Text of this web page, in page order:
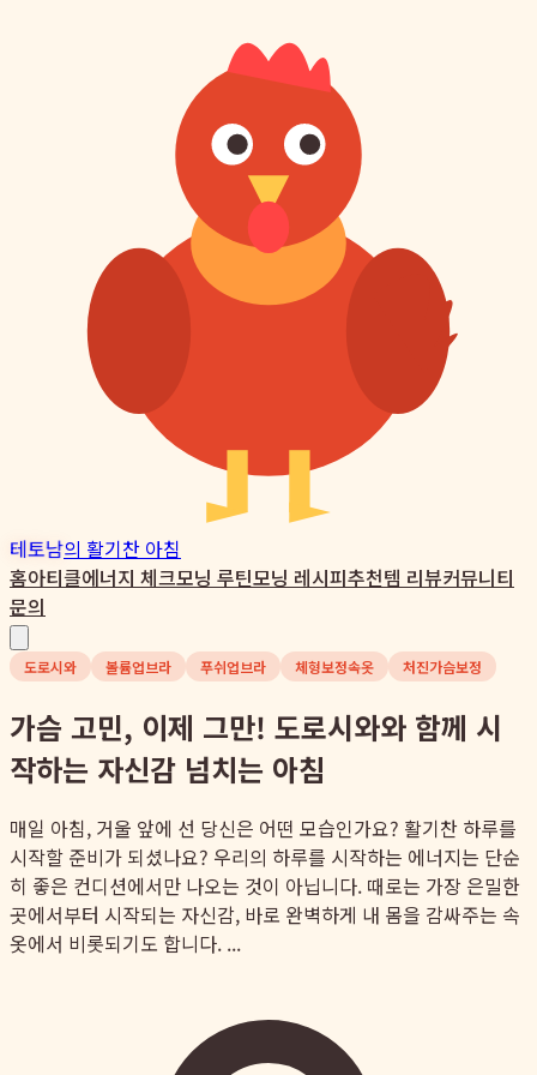
테토남의 활기찬 아침
홈아티클에너지 체크모닝 루틴모닝 레시피추천템 리뷰커뮤니티
문의
도로시와 볼륨업브라 푸쉬업브라 체형보정속옷 처진가슴보정
가슴 고민, 이제 그만! 도로시와와 함께 시
작하는 자신감 넘치는 아침
매일 아침, 거울 앞에 선 당신은 어떤 모습인가요? 활기찬 하루를
시작할 준비가 되셨나요? 우리의 하루를 시작하는 에너지는 단순
히 좋은 컨디션에서만 나오는 것이 아닙니다. 때로는 가장 은밀한
곳에서부터 시작되는 자신감, 바로 완벽하게 내 몸을 감싸주는 속
옷에서 비롯되기도 합니다. ...